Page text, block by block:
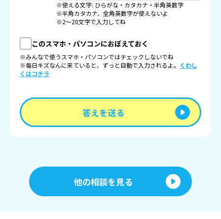
※使える文字: ひらがな・カタカナ・半角英数字
※半角カタカナ、全角英数字が使えないよ
※2〜20文字で入力してね
このスマホ・パソコンにおぼえておく
※みんなで使うスマホ・パソコンではチェックしないでね
※毎日キズなんに来ていると、ずっと自動で入力されるよ。 くわし
くはコチラ
答えを送る
他の相談を見る